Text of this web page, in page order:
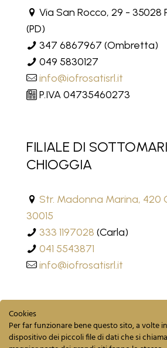
Via San Rocco, 29 - 35028
(PD)
347 6867967 (Ombretta)
049 5830127
info@iofrosatisrl.it
P.IVA 04735460273
FILIALE DI
CHIOGGIA
Str. Madonna Marina, 420
30015
333 1197028 (Carla)
041 5543871
info@iofrosatisrl.it
Cookies
Per far funzionare bene questo sito, a volte
dispositivo dei piccoli file di dati che si